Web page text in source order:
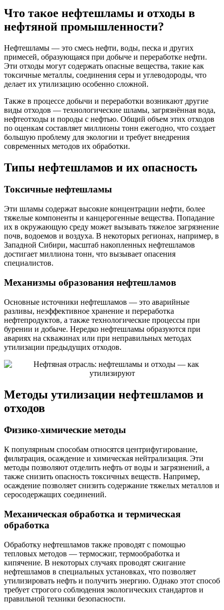
Что такое нефтешламы и отходы в
нефтяной промышленности?
Нефтешламы — это смесь нефти, воды, песка и других
примесей, образующаяся при добыче и переработке нефти.
Эти отходы могут содержать опасные вещества, такие как
токсичные металлы, соединения серы и углеводороды, что
делает их утилизацию особенно сложной.
Также в процессе добычи и переработки возникают другие
виды отходов — технологические шламы, загрязнённая вода,
нефтеотходы и породы с нефтью. Общий объем этих отходов
по оценкам составляет миллионы тонн ежегодно, что создает
большую проблему для экологии и требует внедрения
современных методов их обработки.
Типы нефтешламов и их опасность
Токсичные нефтешламы
Эти шламы содержат высокие концентрации нефти, более
тяжелые компоненты и канцерогенные вещества. Попадание
их в окружающую среду может вызывать тяжелое загрязнение
почв, водоемов и воздуха. В некоторых регионах, например, в
Западной Сибири, масштаб накопленных нефтешламов
достигает миллиона тонн, что вызывает опасения
специалистов.
Механизмы образования нефтешламов
Основные источники нефтешламов — это аварийные
разливы, неэффективное хранение и переработка
нефтепродуктов, а также технологические процессы при
бурении и добыче. Нередко нефтешламы образуются при
авариях на скважинах или при неправильных методах
утилизации предыдущих отходов.
Методы утилизации нефтешламов и
отходов
Физико-химические методы
К популярным способам относятся центрифугирование,
фильтрация, осаждение и химическая нейтрализация. Эти
методы позволяют отделить нефть от воды и загрязнений, а
также снизить опасность токсичных веществ. Например,
осаждение позволяет снизить содержание тяжелых металлов и
серосодержащих соединений.
Механическая обработка и термическая
обработка
Обработку нефтешламов также проводят с помощью
тепловых методов — термосжиг, термообработка и
кипячение. В некоторых случаях проводят сжигание
нефтешламов в специальных установках, что позволяет
утилизировать нефть и получить энергию. Однако этот способ
требует строгого соблюдения экологических стандартов и
правильной техники безопасности.